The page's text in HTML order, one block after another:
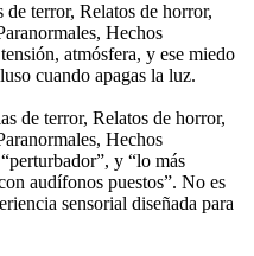
terror, Relatos de horror,
Hechos
atmósfera, y ese miedo
cuando apagas la luz.
de terror, Relatos de horror,
Hechos
y “lo más
audífonos puestos”. No es
sensorial diseñada para